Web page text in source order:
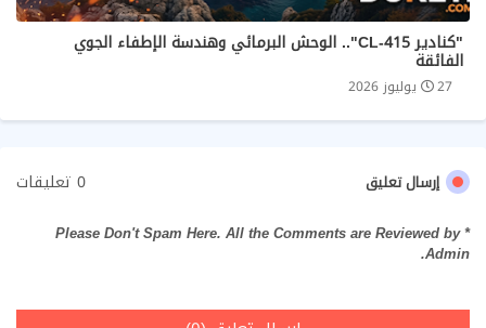
​"كنادير CL-415".. الوحش البرمائي وهندسة الإطفاء الجوي
الفائقة
27 يوليوز 2026
إرسال تعليق 0 تعليقات
* Please Don't Spam Here. All the Comments are Reviewed by
Admin.